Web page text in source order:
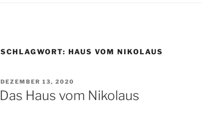
SCHLAGWORT: HAUS VOM NIKOLAUS
VERÖFFENTLICHT
AM
DEZEMBER 13, 2020
Das Haus vom Nikolaus